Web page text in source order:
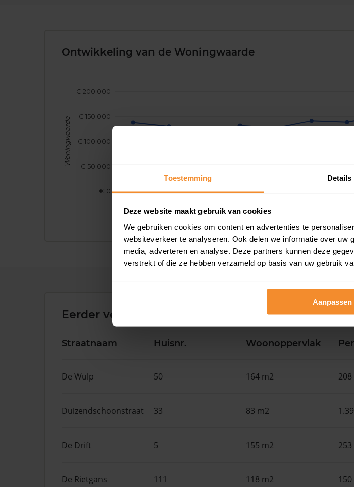
Toestemming Details
Deze website maakt gebruik van cookies
We gebruiken cookies om content en advertenties te
websiteverkeer te analyseren. Ook delen we informatie over
media, adverteren en analyse. Deze partners kunnen deze
verstrekt of die ze hebben verzameld op basis van uw gebruik
Aanpassen
Ontwikkeling van de Woningwaarde
€ 0
€ 50.000
€ 100.000
€ 150.000
€ 200.000
Woningwaarde
Eerder verkochte woningen in de buurt
Straatnaam Huisnr. Woonoppervlak
De Wulp 50 164 m2
Duizendschoonstraat 33 83 m2
De Drift 5 155 m2
De Rietgans 111 118 m2